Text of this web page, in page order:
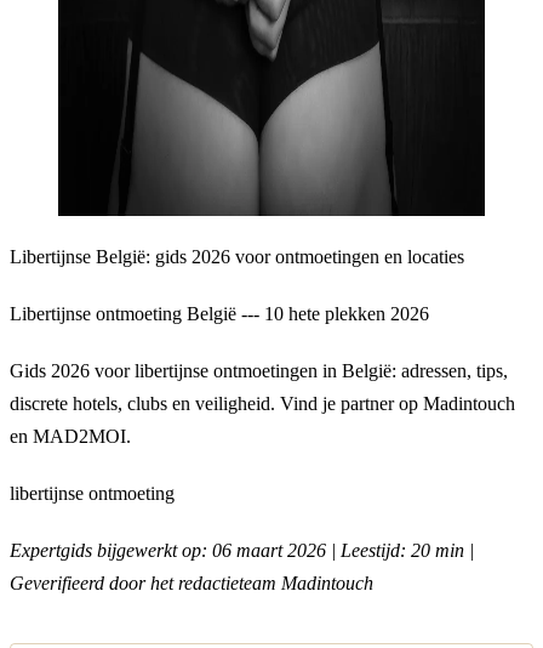
Libertijnse België: gids 2026 voor ontmoetingen en locaties
Libertijnse ontmoeting België --- 10 hete plekken 2026
Gids 2026 voor libertijnse ontmoetingen in België: adressen, tips,
discrete hotels, clubs en veiligheid. Vind je partner op Madintouch
en MAD2MOI.
libertijnse ontmoeting
Expertgids bijgewerkt op: 06 maart 2026 | Leestijd: 20 min |
Geverifieerd door het redactieteam Madintouch